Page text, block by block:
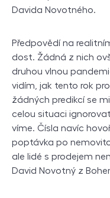
Davida Novotného.
Předpovědí na
dost. Žádná z nich
druhou vlnou
vidím, jak tento rok
žádných predikcí se
celou situaci
víme. Čísla navíc
poptávka po
ale lidé s prodejem
David Novotný z